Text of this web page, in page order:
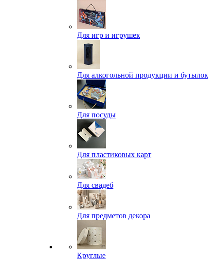
Для игр и игрушек
Для алкогольной продукции и бутылок
Для посуды
Для пластиковых карт
Для свадеб
Для предметов декора
Круглые